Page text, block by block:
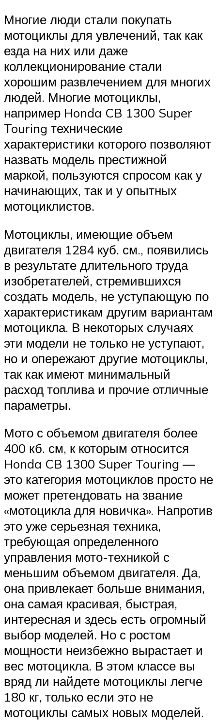
Многие люди стали покупать
мотоциклы для увлечений, так как
езда на них или даже
коллекционирование стали
хорошим развлечением для многих
людей. Многие мотоциклы,
например Honda CB 1300 Super
Touring технические
характеристики которого позволяют
назвать модель престижной
маркой, пользуются спросом как у
начинающих, так и у опытных
мотоциклистов.
Мотоциклы, имеющие объем
двигателя 1284 куб. см., появились
в результате длительного труда
изобретателей, стремившихся
создать модель, не уступающую по
характеристикам другим вариантам
мотоцикла. В некоторых случаях
эти модели не только не уступают,
но и опережают другие мотоциклы,
так как имеют минимальный
расход топлива и прочие отличные
параметры.
Мото с объемом двигателя более
400 кб. см, к которым относится
Honda CB 1300 Super Touring —
это категория мотоциклов просто не
может претендовать на звание
«мотоцикла для новичка». Напротив
это уже серьезная техника,
требующая определенного
управления мото-техникой с
меньшим объемом двигателя. Да,
она привлекает больше внимания,
она самая красивая, быстрая,
интересная и здесь есть огромный
выбор моделей. Но с ростом
мощности неизбежно вырастает и
вес мотоцикла. В этом классе вы
вряд ли найдете мотоциклы легче
180 кг, только если это не
мотоциклы самых новых моделей.